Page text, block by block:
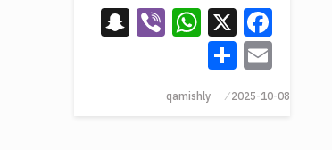
Facebook
X
WhatsApp
Viber
Email
2025-10-08
qamishly